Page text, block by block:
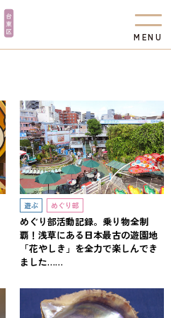
M EN U
遊ぶ めぐり部
めぐり部活動記録。乗り物全制
覇！浅草にある日本最古の遊園地
「花やしき」を全力で楽しんでき
ました……